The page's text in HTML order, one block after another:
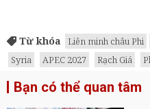
Từ khóa Liên minh châu Phi
Syria
APEC 2027 Rạch Giá
Bạn có thể quan tâm